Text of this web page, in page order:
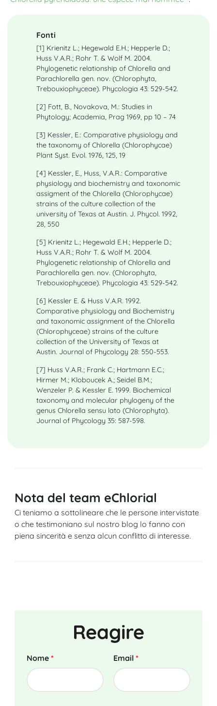
Fonti
[1] Krienitz L.; Hegewald E.H.; Hepperle D.;
Huss V.A.R.; Rohr T. & Wolf M. 2004.
Phylogenetic relationship of Chlorella and
Parachlorella gen. nov. (Chlorophyta,
Trebouxiophyceae). Phycologia 43: 529-542.
[2] Fott, B., Novakova, M.: Studies in
Phytology; Academia, Prag 1969, pp 10 – 74
[3] Kessler, E.: Comparative physiology and
the taxonomy of Chlorella (Chlorophycae)
Plant Syst. Evol. 1976, 125, 19
[4] Kessler, E., Huss, V.A.R.: Comparative
physiology and biochemistry and taxonomic
assigment of the Chlorella (Chlorophycae)
strains of the culture collection of the
university of Texas at Austin. J. Phycol. 1992,
28, 550
[5] Krienitz L.; Hegewald E.H.; Hepperle D.;
Huss V.A.R.; Rohr T. & Wolf M. 2004.
Phylogenetic relationship of Chlorella and
Parachlorella gen. nov. (Chlorophyta,
Trebouxiophyceae). Phycologia 43: 529-542.
[6] Kessler E. & Huss V.A.R. 1992.
Comparative physiology and Biochemistry
and taxonomic assignment of the Chlorella
(Chlorophyceae) strains of the culture
collection of the University of Texas at
Austin. Journal of Phycology 28: 550-553.
[7] Huss V.A.R.; Frank C.; Hartmann E.C.;
Hirmer M.; Kloboucek A.; Seidel B.M.;
Wenzeler P. & Kessler E. 1999. Biochemical
taxonomy and molecular phylogeny of the
genus Chlorella sensu lato (Chlorophyta).
Journal of Phycology 35: 587-598.
Nota del team eChlorial
Ci teniamo a sottolineare che le persone intervistate
o che testimoniano sul nostro blog lo fanno con
piena sincerità e senza alcun conflitto di interesse.
Reagire
Nome * Email *